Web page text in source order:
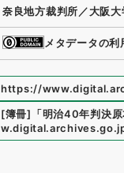
奈良地方裁判所／大阪
メタデータの
https://
[簿冊] 「明治40年判決